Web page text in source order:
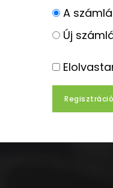
A
Új
Regisztráció